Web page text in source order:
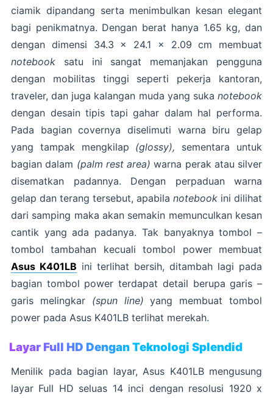
ciamik dipandang serta menimbulkan kesan elegant
bagi penikmatnya. Dengan berat hanya 1.65 kg, dan
dengan dimensi 34.3 x 24.1 x 2.09 cm membuat
notebook satu ini sangat memanjakan pengguna
dengan mobilitas tinggi seperti pekerja kantoran,
traveler, dan juga kalangan muda yang suka notebook
dengan desain tipis tapi gahar dalam hal performa.
Pada bagian covernya diselimuti warna biru gelap
yang tampak mengkilap (glossy), sementara untuk
bagian dalam (palm rest area)warna perak atau silver
disematkan padannya. Dengan perpaduan warna
gelap dan terang tersebut, apabila notebook ini dilihat
dari samping maka akan semakin memunculkan kesan
cantik yang ada padanya. Tak banyaknya tombol –
tombol tambahan kecuali tombol power membuat
Asus K401LB ini terlihat bersih, ditambah lagi pada
bagian tombol power terdapat detail berupa garis –
garis melingkar (spun line) yang membuat tombol
power pada Asus K401LB terlihat merekah.
Layar Full HD Dengan Teknologi Splendid
Menilik pada bagian layar, Asus K401LB mengusung
layar Full HD seluas 14 inci dengan resolusi 1920 x